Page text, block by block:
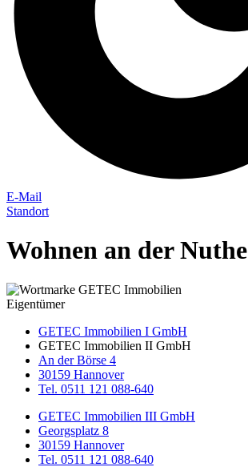
E-Mail
Standort
Wohnen an der Nuthe
Eigentümer
GETEC Immobilien I GmbH
GETEC Immobilien II GmbH
An der Börse 4
30159 Hannover
Tel. 0511 121 088-640
GETEC Immobilien III GmbH
Georgsplatz 8
30159 Hannover
Tel. 0511 121 088-640